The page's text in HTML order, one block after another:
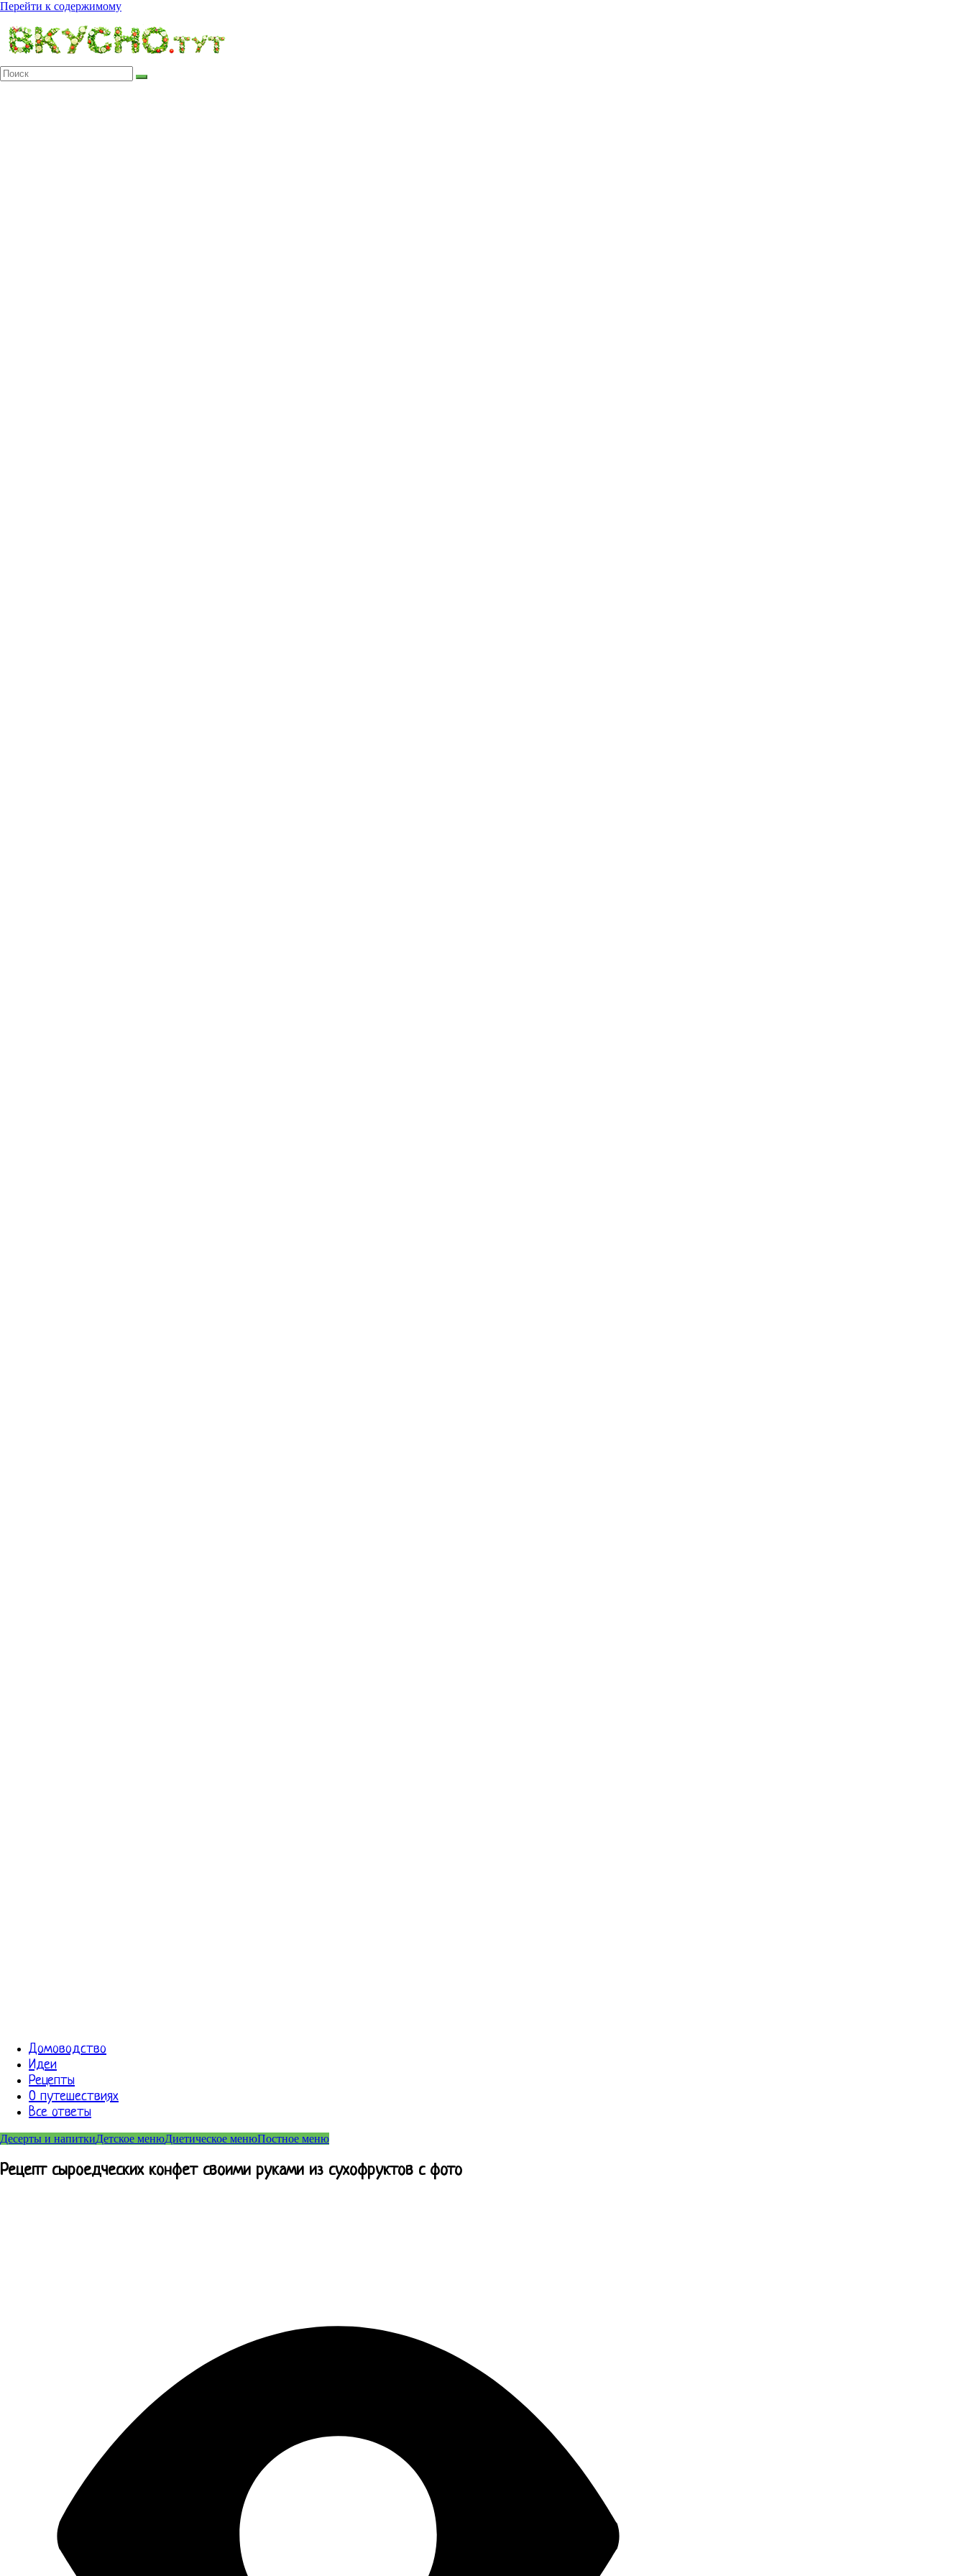
Перейти к содержимому
Домоводство
Идеи
Рецепты
О путешествиях
Все ответы
Десерты и напиткиДетское менюДиетическое менюПостное меню
Рецепт сыроедческих конфет своими руками из сухофруктов с фото